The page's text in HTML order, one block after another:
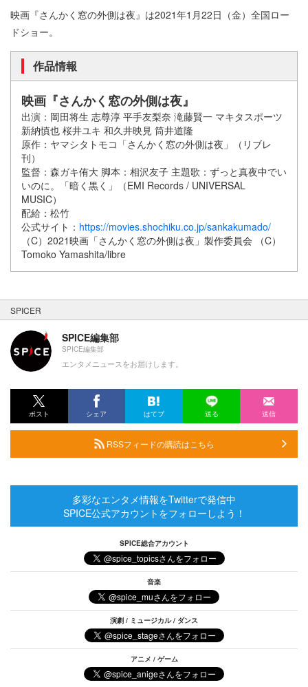
映画『さんかく窓の外側は夜』は2021年1月22日（金）全国ロー
ドショー。
作品情報
映画『さんかく窓の外側は夜』
出演：岡田将生 志尊淳 平手友梨奈 滝藤賢一 マキタスポーツ
新納慎也 桜井ユキ 和久井映見 筒井道隆
原作：ヤマシタトモコ「さんかく窓の外側は夜」（リブレ
刊）
監督：森ガキ侑大 脚本：相沢友子 主題歌：ずっと真夜中でい
いのに。「暗く黒く」（EMI Records / UNIVERSAL
MUSIC）
配給：松竹
公式サイト： https://movies.shochiku.co.jp/sankakumado/
（C）2021映画「さんかく窓の外側は夜」製作委員会 （C）
Tomoko Yamashita/libre
SPICER
SPICE編集部
SPICE編集部
エンタメニュースをお届けします。
ポスト シェア はてブ 送る 送信
RSSフィードの購読はこちら
多彩なエンタメ情報をTwitterで発信中
SPICE公式アカウントをフォローしよう！
SPICE総合アカウント
音楽
演劇 / ミュージカル / ダンス
アニメ / ゲーム